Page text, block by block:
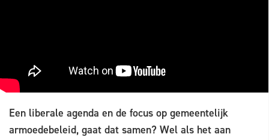
Een liberale agenda en de focus op gemeentelijk
armoedebeleid, gaat dat samen? Wel als het aan